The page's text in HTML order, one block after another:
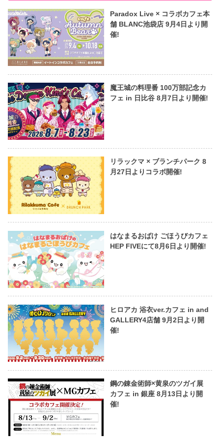
Paradox Live × コラボカフェ本
舗 BLANC池袋店 9月4日より開
催!
魔王城の料理番 100万部記念カ
フェ in 日比谷 8月7日より開催!
リラックマ × ブランチパーク 8
月27日よりコラボ開催!
はなまるおばけ ごほうびカフェ
HEP FIVEにて8月6日より開催!
ヒロアカ 浴衣ver.カフェ in and
GALLERY4店舗 9月2日より開
催!
鋼の錬金術師×黄泉のツガイ展
カフェ in 銀座 8月13日より開
催!